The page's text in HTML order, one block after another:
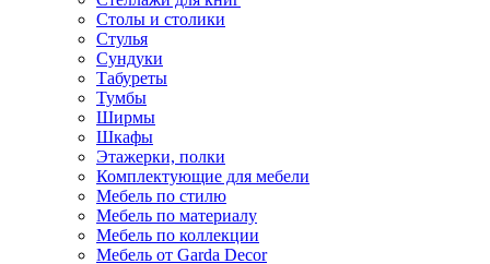
Столы и столики
Стулья
Сундуки
Табуреты
Тумбы
Ширмы
Шкафы
Этажерки, полки
Комплектующие для мебели
Мебель по стилю
Мебель по материалу
Мебель по коллекции
Мебель от Garda Decor